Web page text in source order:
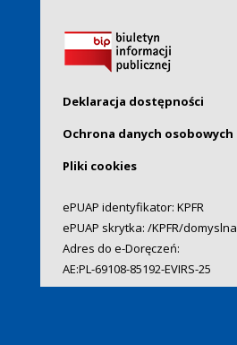
Deklaracja dostępności
Ochrona danych osobowych
Pliki cookies
ePUAP identyfikator: KPFR
ePUAP skrytka: /KPFR/domyslna
Adres do e-Doręczeń:
AE:PL-69108-85192-EVIRS-25